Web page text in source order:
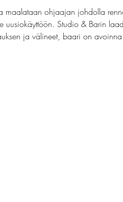
maalataan ohjaajan johdolla
uusiokäyttöön. Studio & Barin
ja välineet, baari on